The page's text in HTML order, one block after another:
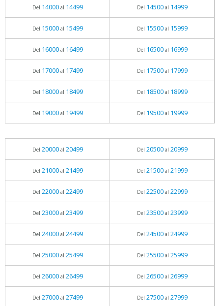
Del 14000al 14499 Del 14500al 14999
Del 15000al 15499 Del 15500al 15999
Del 16000al 16499 Del 16500al 16999
Del 17000al 17499 Del 17500al 17999
Del 18000al 18499 Del 18500al 18999
Del 19000al 19499 Del 19500al 19999
Del 20000al 20499 Del 20500al 20999
Del 21000al 21499 Del 21500al 21999
Del 22000al 22499 Del 22500al 22999
Del 23000al 23499 Del 23500al 23999
Del 24000al 24499 Del 24500al 24999
Del 25000al 25499 Del 25500al 25999
Del 26000al 26499 Del 26500al 26999
Del 27000al 27499 Del 27500al 27999